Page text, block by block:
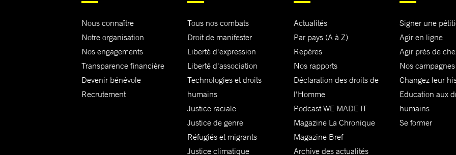
Nous connaître
Notre organisation
Nos engagements
Transparence financière
Devenir bénévole
Recrutement
Tous nos combats
Droit de manifester
Liberté d'expression
Liberté d'association
Technologies et droits
humains
Justice raciale
Justice de genre
Réfugiés et migrants
Justice climatique
Actualités
Par pays (A à Z)
Repères
Nos rapports
Déclaration des droits de
l'Homme
Podcast WE MADE IT
Magazine La Chronique
Magazine Bref
Archive des actualités
Signer une
Agir en ligne
Agir près de
Nos campagnes
Changez leur
Education aux
humains
Se former